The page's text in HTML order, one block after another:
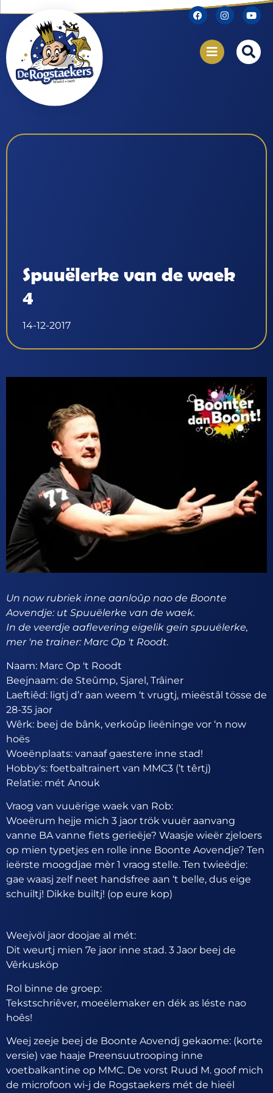
Spuuëlerke van de waek
4
14-12-2017
Un now rubriek inne aanloûp nao de Boonte
Aovendje: ut Spuuëlerke van de waek.
In de veerdje aaflevering eigelik gein spuuëlerke,
mer 'ne trainer: Marc Op 't Roodt.
Naam: Marc Op 't Roodt
Beejnaam: de Steûmp, Sjarel, Trâiner
Laeftiêd: ligtj d’r aan weem ‘t vrugtj, mieëstâl tösse de
28-35 jaor
Wêrk: beej de bânk, verkoûp lieëninge vor ‘n now
hoës
Woeënplaats: vanaaf gaestere inne stad!
Hobby's: foetbaltrainert van MMC3 (’t têrtj)
Relatie: mét Anouk
Vraog van vuuërige waek van Rob:
Woeërum hejje mich 3 jaor trök vuuër aanvang
vanne BA vanne fiets gerieëje? Waasje wieër zjeloers
op mien typetjes en rolle inne Boonte Aovendje? Ten
ieërste moogdjae mèr 1 vraog stelle. Ten twieëdje:
gae waasj zelf neet handsfree aan ‘t belle, dus eige
schuiltj! Dikke builtj! (op eure kop)
Weejvöl jaor doojae al mét:
Dit weurtj mien 7e jaor inne stad. 3 Jaor beej de
Vêrkusköp
Rol binne de groep:
Tekstschriêver, moeëlemaker en dék as léste nao
hoês!
Weej zeeje beej de Boonte Aovendj gekaome: (korte
versie) vae haaje Preensuutrooping inne
voetbalkantine op MMC. De vorst Ruud M. goof mich
de microfoon wi-j de Rogstaekers mét de hieël